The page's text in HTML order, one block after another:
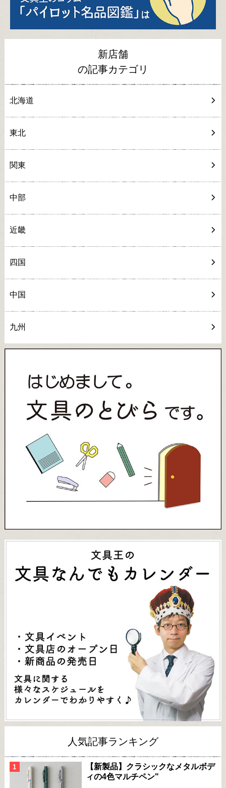
新店舗
の記事カテゴリ
北海道
東北
関東
中部
近畿
四国
中国
九州
人気記事ランキング
【新製品】クラシックなメタルボデ
ィの4色マルチペン"